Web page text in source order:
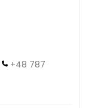
+48 787